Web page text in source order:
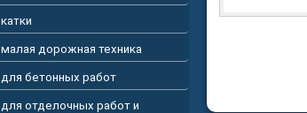
катки
малая дорожная техника
для бетонных работ
для отделочных работ и